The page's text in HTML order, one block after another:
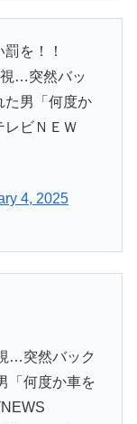
を！！
…突然バッ
男「何度か
ビＮＥＷ
4, 2025
…突然バック
「何度か車を